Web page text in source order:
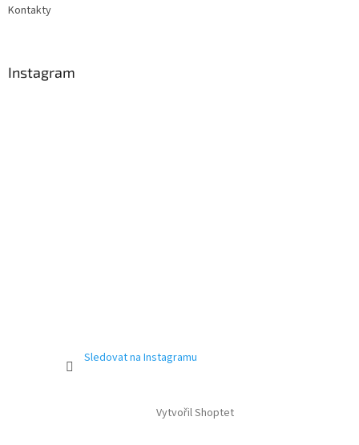
Kontakty
Instagram
Sledovat na Instagramu
Vytvořil Shoptet